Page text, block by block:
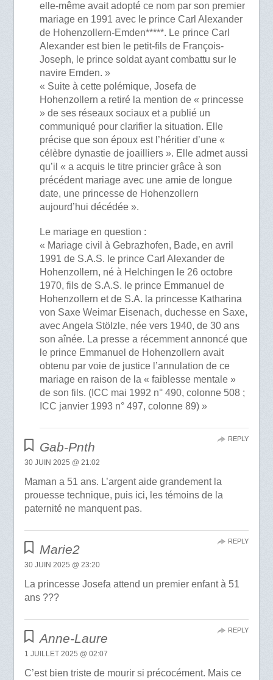
elle-même avait adopté ce nom par son premier
mariage en 1991 avec le prince Carl Alexander
de Hohenzollern-Emden*****. Le prince Carl
Alexander est bien le petit-fils de François-
Joseph, le prince soldat ayant combattu sur le
navire Emden. »
« Suite à cette polémique, Josefa de
Hohenzollern a retiré la mention de « princesse
» de ses réseaux sociaux et a publié un
communiqué pour clarifier la situation. Elle
précise que son époux est l’héritier d’une «
célèbre dynastie de joailliers ». Elle admet aussi
qu’il « a acquis le titre princier grâce à son
précédent mariage avec une amie de longue
date, une princesse de Hohenzollern
aujourd’hui décédée ».
Le mariage en question :
« Mariage civil à Gebrazhofen, Bade, en avril
1991 de S.A.S. le prince Carl Alexander de
Hohenzollern, né à Helchingen le 26 octobre
1970, fils de S.A.S. le prince Emmanuel de
Hohenzollern et de S.A. la princesse Katharina
von Saxe Weimar Eisenach, duchesse en Saxe,
avec Angela Stölzle, née vers 1940, de 30 ans
son aînée. La presse a récemment annoncé que
le prince Emmanuel de Hohenzollern avait
obtenu par voie de justice l’annulation de ce
mariage en raison de la « faiblesse mentale »
de son fils. (ICC mai 1992 n° 490, colonne 508 ;
ICC janvier 1993 n° 497, colonne 89) »
Gab-Pnth
30 JUIN 2025 @ 21:02
Maman a 51 ans. L’argent aide grandement la
prouesse technique, puis ici, les témoins de la
paternité ne manquent pas.
REPLY
Marie2
30 JUIN 2025 @ 23:20
La princesse Josefa attend un premier enfant à 51
ans ???
REPLY
Anne-Laure
1 JUILLET 2025 @ 02:07
C’est bien triste de mourir si précocément. Mais ce
REPLY